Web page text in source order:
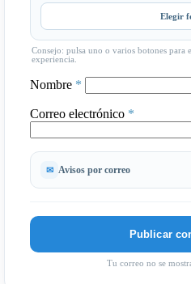
Elegir
Consejo: pulsa uno o varios botones para
experiencia.
Nombre *
Correo electrónico *
Avisos por correo
Tu correo no se